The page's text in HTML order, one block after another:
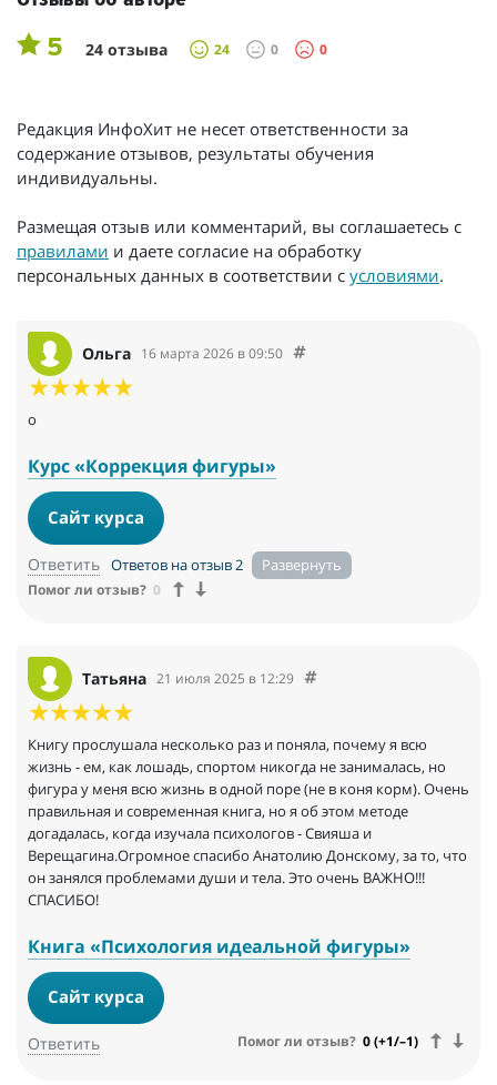
5 24 отзыва 24 0 0
Редакция ИнфоХит не несет ответственности за
содержание отзывов, результаты обучения
индивидуальны.
Размещая отзыв или комментарий, вы соглашаетесь с
правилами и даете согласие на обработку
персональных данных в соответствии с условиями.
Ольга 16 марта 2026 в 09:50
о
Курс «Коррекция фигуры»
Сайт курса
Ответить Ответов на отзыв 2
Помог ли отзыв? 0
Татьяна 21 июля 2025 в 12:29
Книгу прослушала несколько раз и поняла, почему я всю
жизнь - ем, как лошадь, спортом никогда не занималась, но
фигура у меня всю жизнь в одной поре (не в коня корм). Очень
правильная и современная книга, но я об этом методе
догадалась, когда изучала психологов - Свияша и
Верещагина.Огромное спасибо Анатолию Донскому, за то, что
он занялся проблемами души и тела. Это очень ВАЖНО!!!
СПАСИБО!
Книга «Психология идеальной фигуры»
Сайт курса
Ответить Помог ли отзыв? 0 (+1/–1)